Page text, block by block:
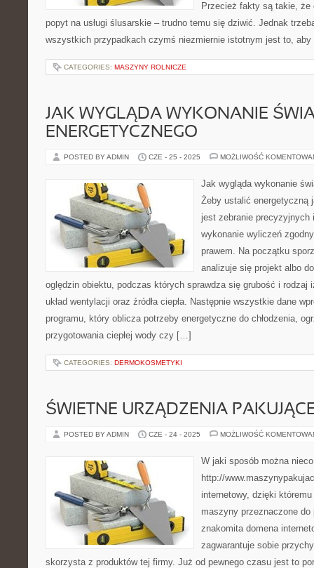
Przecież fakty są takie,
popyt na usługi ślusarskie – trudno temu się dziwić. Jednak
wszystkich przypadkach czymś niezmiernie istotnym jest to,
CATEGORIES: MASZYNY ROLNICZE
JAK WYGLĄDA WYKONANIE
ENERGETYCZNEGO
POSTED BY ADMIN CZE - 25 - 2025 MOŻLIWOŚĆ
Jak wygląda wykonanie
Żeby ustalić energetyczną
jest zebranie
wykonanie wyliczeń
prawem. Na początku
analizuje się projekt albo
oględzin obiektu, podczas których sprawdza się grubość i rodzaj
układ wentylacji oraz źródła ciepła. Następnie wszystkie dane
programu, który oblicza potrzeby energetyczne do chłodzenia,
przygotowania ciepłej wody czy […]
CATEGORIES: DERMOKOSMETYKI
ŚWIETNE URZĄDZENIA
POSTED BY ADMIN CZE - 24 - 2025 MOŻLIWOŚĆ
W jaki sposób można
http://
internetowy, dzięki
maszyny przeznaczone
znakomita domena
zagwarantuje sobie
skorzysta z produktów tej firmy. Już od pewnego czasu jest to